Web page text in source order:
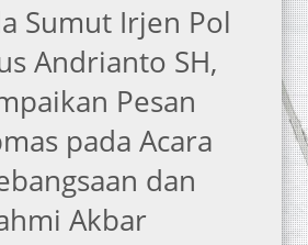
Sumut Irjen Pol
Andrianto SH,
Pesan
pada Acara
dan
Akbar